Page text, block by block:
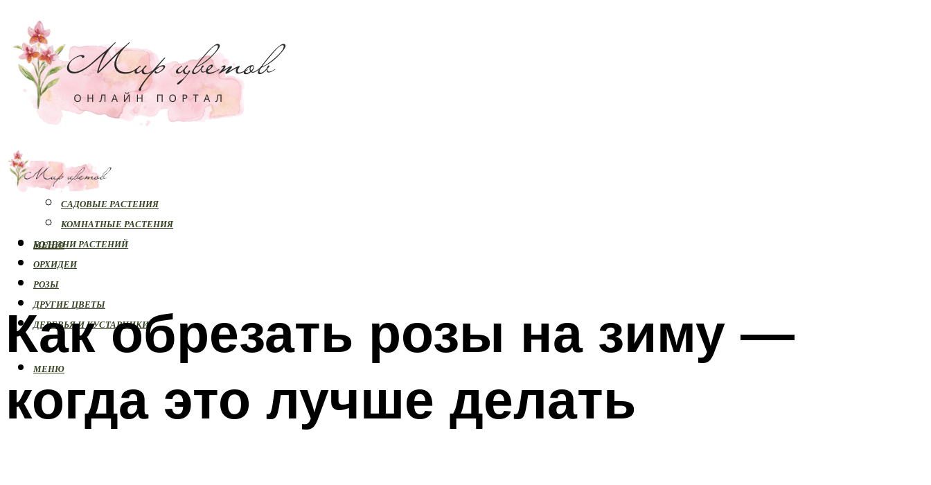
РАСТЕНИЯ
САДОВЫЕ РАСТЕНИЯ
КОМНАТНЫЕ РАСТЕНИЯ
БОЛЕЗНИ РАСТЕНИЙ
ОРХИДЕИ
РОЗЫ
ДРУГИЕ ЦВЕТЫ
ДЕРЕВЬЯ И КУСТАРНИКИ
МЕНЮ
МЕНЮ
Как обрезать розы на зиму —
когда это лучше делать